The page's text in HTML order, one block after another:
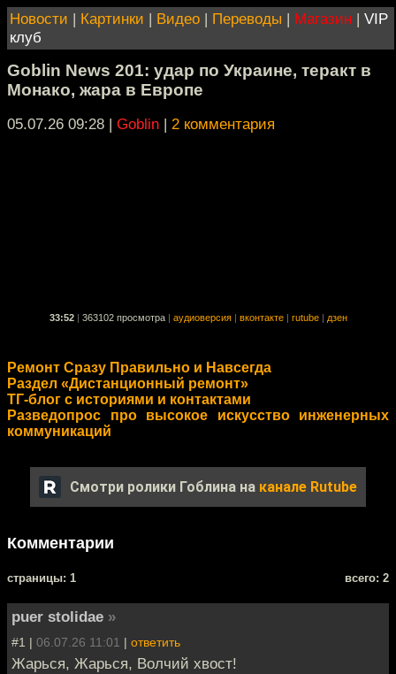
Новости | Картинки | Видео | Переводы | Магазин | VIP
клуб
Goblin News 201: удар по Украине, теракт в
Монако, жара в Европе
05.07.26 09:28 | Goblin | 2 комментария
33:52 363102 просмотра аудиоверсия вконтакте rutube дзен
Ремонт Сразу Правильно и Навсегда
Раздел «Дистанционный ремонт»
ТГ-блог с историями и контактами
Разведопрос про высокое искусство инженерных
коммуникаций
Смотри ролики Гоблина на канале Rutube
Комментарии
cтраницы: 1 всего: 2
puer stolidae »
#1 | 06.07.26 11:01 | ответить
Жарься, Жарься, Волчий хвост!